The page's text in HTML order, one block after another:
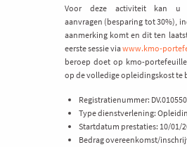
Voor deze activiteit kan u
aanvragen (besparing tot 30%),
aanmerking komt en dit ten
eerste sessie viawww.kmo-
beroep doet op kmo-
op de volledige opleidingskost te
Registratienummer:
Type dienstverlening:
Startdatum prestaties: 10/01/
Bedrag overeenkomst/